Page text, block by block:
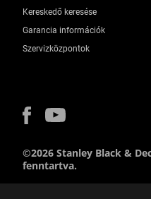
Kereskedő keresése
Garancia információk
Szervizközpontok
©2026 Stanley Black &
fenntartva.